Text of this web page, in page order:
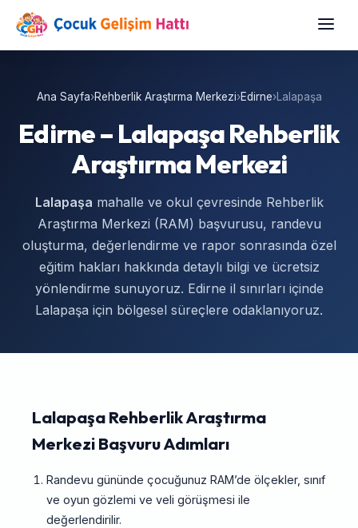
Ana Sayfa›Rehberlik Araştırma Merkezi›Edirne›Lalapaşa
Edirne – Lalapaşa Rehberlik
Araştırma Merkezi
Lalapaşa mahalle ve okul çevresinde Rehberlik
Araştırma Merkezi (RAM) başvurusu, randevu
oluşturma, değerlendirme ve rapor sonrasında özel
eğitim hakları hakkında detaylı bilgi ve ücretsiz
yönlendirme sunuyoruz. Edirne il sınırları içinde
Lalapaşa için bölgesel süreçlere odaklanıyoruz.
Lalapaşa Rehberlik Araştırma
Merkezi Başvuru Adımları
Randevu gününde çocuğunuz RAM’de ölçekler, sınıf
ve oyun gözlemi ve veli görüşmesi ile
değerlendirilir.